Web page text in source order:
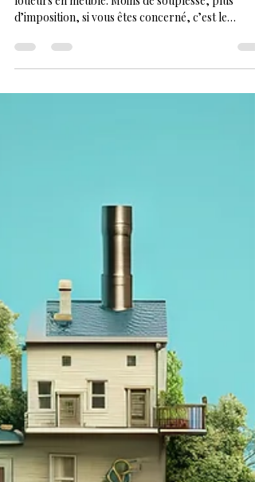
La réforme 2025 marque un tournant pour les
d’imposition, si vous êtes concerné, c’est le
moment de revoir votre stratégie fiscale et